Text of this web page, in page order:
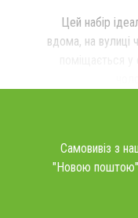
Цей набір
вдома, на вулиці
поміщається
Самовивіз з
"Новою поштою"